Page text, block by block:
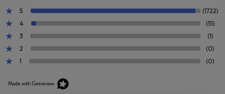
5
(1722)
4 (51)
3 (1)
2 (0)
1 (0)